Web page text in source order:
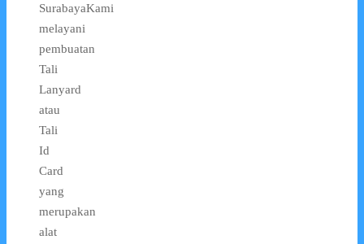
SurabayaKami
melayani
pembuatan
Tali
Lanyard
atau
Tali
Id
Card
yang
merupakan
alat